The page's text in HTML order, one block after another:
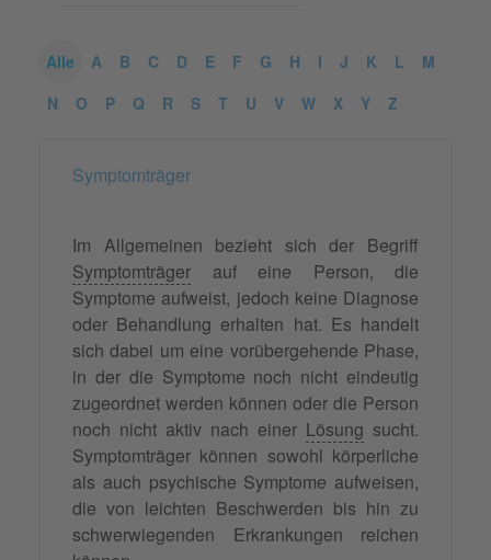
Alle A B C D E F G H I J K L
M
N
O P Q R S T U V W X Y Z
Symptomträger
Im Allgemeinen bezieht sich der Begriff
Symptomträger auf eine Person, die
Symptome aufweist, jedoch keine Diagnose
oder Behandlung erhalten hat. Es handelt
sich dabei um eine vorübergehende Phase,
in der die Symptome noch nicht eindeutig
zugeordnet werden können oder die Person
noch nicht aktiv nach einer Lösung sucht.
Symptomträger können sowohl körperliche
als auch psychische Symptome aufweisen,
die von leichten Beschwerden bis hin zu
schwerwiegenden Erkrankungen reichen